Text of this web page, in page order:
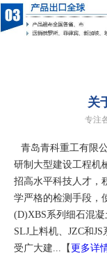
关
专注
青岛青科重工有限
研制大型建设工程机
招高水平科技人才，
学严格的检测手段，
(D)XBS系列细石混凝
SLJ上料机、JZC和
受广大建...【 更多详